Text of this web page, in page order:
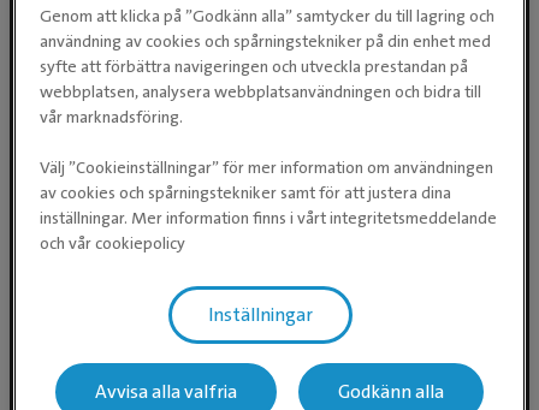
Följ oss i sociala medier
Evidensia Djursjukvård AB
Östhammarsgatan 74
115 28 Stockholm
Genom att klicka på ”Godkänn alla” samtycker du till lagring och
användning av cookies och spårningstekniker på din enhet med
syfte att förbättra navigeringen och utveckla prestandan på
webbplatsen, analysera webbplatsanvändningen och bidra till
vår marknadsföring.
Välj ”Cookieinställningar” för mer information om användningen
av cookies och spårningstekniker samt för att justera dina
inställningar. Mer information finns i vårt integritetsmeddelande
och vår cookiepolicy
Inställningar
Avvisa alla valfria Godkänn alla